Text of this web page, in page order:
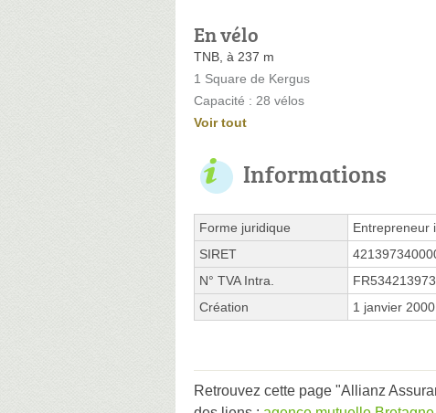
En vélo
TNB, à 237 m
1 Square de Kergus
Capacité : 28 vélos
Voir tout
Informations
Forme juridique
Entrepreneur
SIRET
N° TVA Intra.
Création
1 janvier 2000
Retrouvez cette page "Allianz